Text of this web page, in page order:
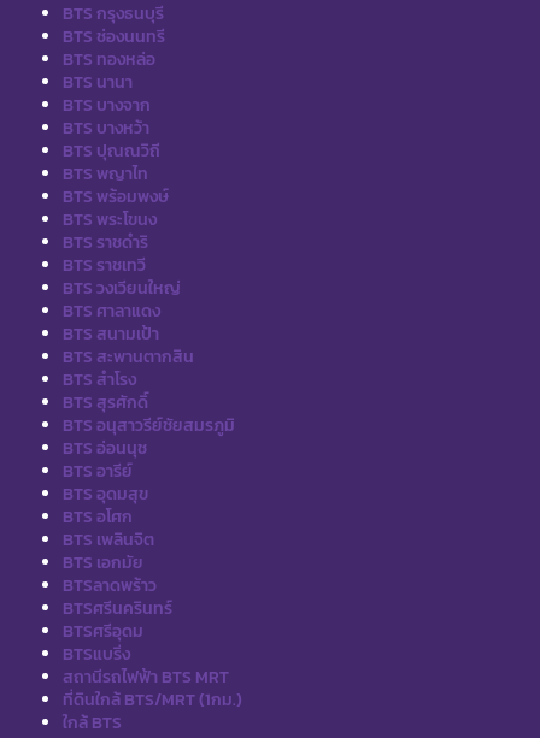
BTS กรุงธนบุรี
BTS ช่องนนทรี
BTS ทองหล่อ
BTS นานา
BTS บางจาก
BTS บางหว้า
BTS ปุณณวิถี
BTS พญาไท
BTS พร้อมพงษ์
BTS พระโขนง
BTS ราชดำริ
BTS ราชเทวี
BTS วงเวียนใหญ่
BTS ศาลาแดง
BTS สนามเป้า
BTS สะพานตากสิน
BTS สำโรง
BTS สุรศักดิ์
BTS อนุสาวรีย์ชัยสมรภูมิ
BTS อ่อนนุช
BTS อารีย์
BTS อุดมสุข
BTS อโศก
BTS เพลินจิต
BTS เอกมัย
BTSลาดพร้าว
BTSศรีนครินทร์
BTSศรีอุดม
BTSแบริ่ง
สถานีรถไฟฟ้า BTS MRT
ที่ดินใกล้ BTS/MRT (1กม.)
ใกล้ BTS